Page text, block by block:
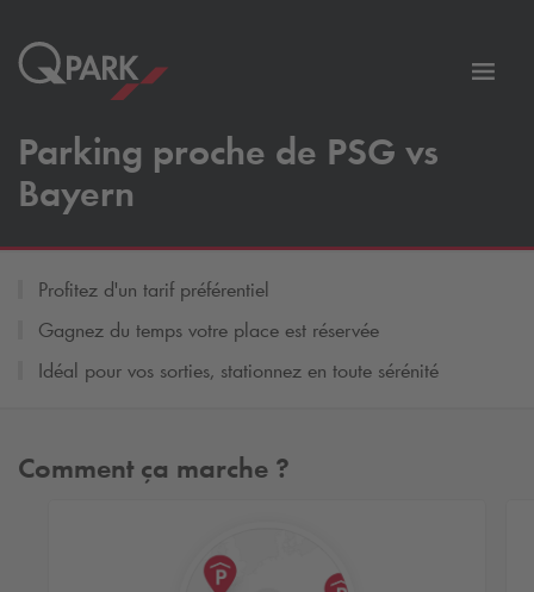
Parking proche de PSG vs
Bayern
Profitez d'un tarif préférentiel
Gagnez du temps votre place est réservée
Idéal pour vos sorties, stationnez en toute sérénité
Comment ça marche ?